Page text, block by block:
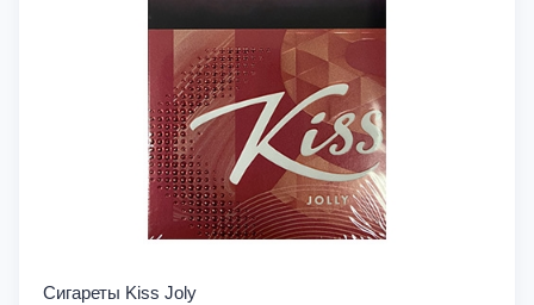
Сигареты Kiss Joly